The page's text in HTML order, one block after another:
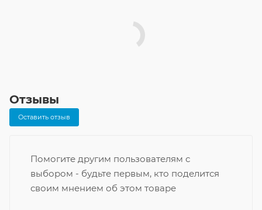
Отзывы
Оставить отзыв
Помогите другим пользователям с
выбором - будьте первым, кто поделится
своим мнением об этом товаре